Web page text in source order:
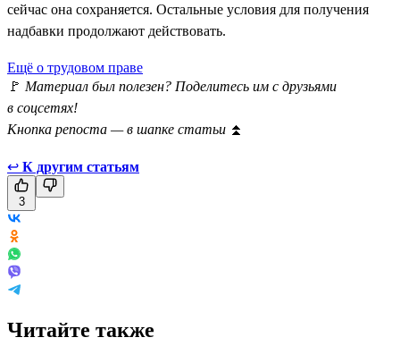
сейчас она сохраняется. Остальные условия для получения
надбавки продолжают действовать.
Ещё о трудовом праве
🚩 Материал был полезен? Поделитесь им с друзьями
в соцсетях!
Кнопка репоста — в шапке статьи ⏫
↩ К другим статьям
3
Читайте также